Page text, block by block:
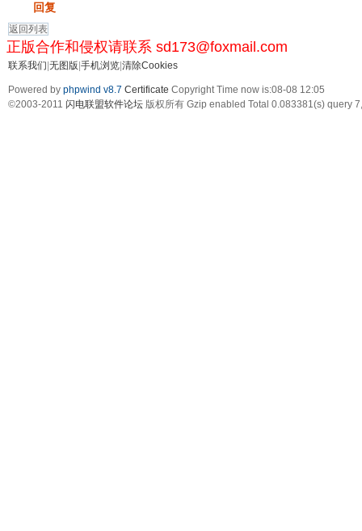
回复
返回列表
正版合作和侵权请联系 sd173@foxmail.com
联系我们 无图版 手机浏览 清除Cookies
Powered by phpwind v8.7 Certificate Copyright Time now is:08-08 12:05
©2003-2011 闪电联盟软件论坛 版权所有 Gzip enabled Total 0.083381(s) query 7,